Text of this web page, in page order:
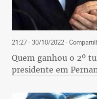
21:27 - 30/10/2022-
Quem ganhou o 2º
presidente em